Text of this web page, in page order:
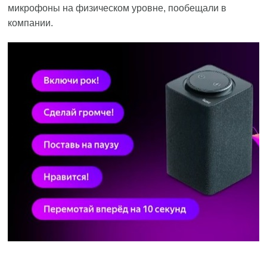
микрофоны на физическом уровне, пообещали в
компании.